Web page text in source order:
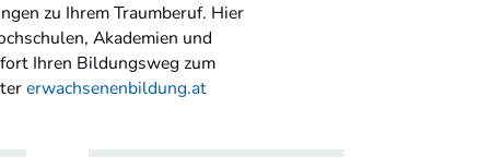
zu Ihrem Traumberuf. Hier
Akademien und
Ihren Bildungsweg zum
erwachsenenbildung.at